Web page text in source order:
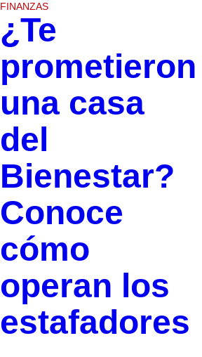
FINANZAS
¿Te
prometieron
una casa
del
Bienestar?
Conoce
cómo
operan los
estafadores